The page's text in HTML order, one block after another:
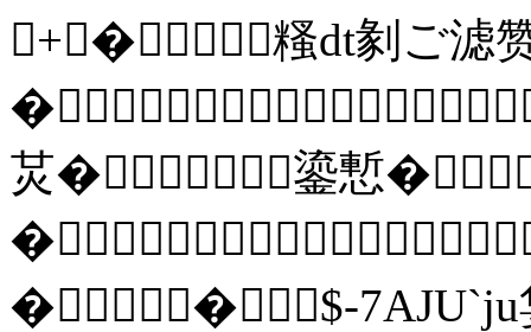
+�糔dt剶ご滤
炗�鎏慙
��$-